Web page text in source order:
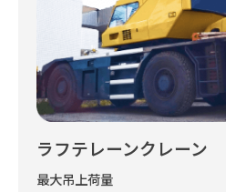
ラフテレーンクレーン
最大吊上荷量